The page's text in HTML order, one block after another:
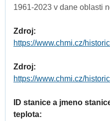
1961-2023 v dane oblasti
Zdroj:
https://www.chmi.cz/
Zdroj:
https://www.chmi.cz/
ID stanice a jmeno
teplota: